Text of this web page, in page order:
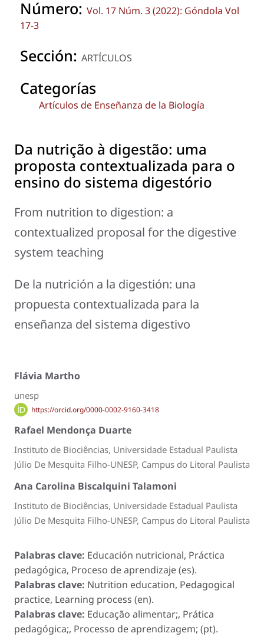
Número: Vol. 17 Núm. 3 (2022): Góndola Vol
17-3
Sección: ARTÍCULOS
Categorías
Artículos de Enseñanza de la Biología
Da nutrição à digestão: uma
proposta contextualizada para o
ensino do sistema digestório
From nutrition to digestion: a
contextualized proposal for the digestive
system teaching
De la nutrición a la digestión: una
propuesta contextualizada para la
enseñanza del sistema digestivo
Flávia Martho
unesp
https://orcid.org/0000-0002-9160-3418
Rafael Mendonça Duarte
Instituto de Biociências, Universidade Estadual Paulista
Júlio De Mesquita Filho-UNESP, Campus do Litoral Paulista
Ana Carolina Biscalquini Talamoni
Instituto de Biociências, Universidade Estadual Paulista
Júlio De Mesquita Filho-UNESP, Campus do Litoral Paulista
Palabras clave: Educación nutricional, Práctica
pedagógica, Proceso de aprendizaje (es).
Palabras clave: Nutrition education, Pedagogical
practice, Learning process (en).
Palabras clave: Educação alimentar;, Prática
pedagógica;, Processo de aprendizagem; (pt).